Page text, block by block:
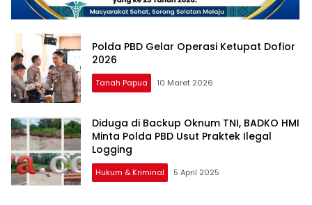
Polda PBD Gelar Operasi Ketupat Dofior
2026
Tanah Papua 10 Maret 2026
Diduga di Backup Oknum TNI, BADKO HMI
Minta Polda PBD Usut Praktek Ilegal
Logging
Hukum & Kriminal 5 April 2025